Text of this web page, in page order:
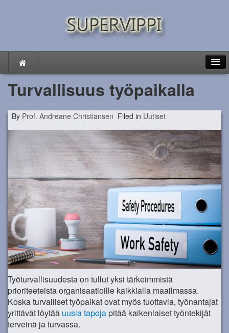
Oma talous
Lainaa talon ostamiseen
Säästämisen tärkeys
Keinoja nopean rahan ansaitsemiseen
Turvallisuus työpaikalla
By Prof. Andreane Christiansen Filed in Uutiset
Työturvallisuudesta on tullut yksi tärkeimmistä
prioriteeteista organisaatioille kaikkialla maailmassa.
Koska turvalliset työpaikat ovat myös tuottavia, työnantajat
yrittävät löytää uusia tapoja pitää kaikenlaiset työntekijät
terveinä ja turvassa.